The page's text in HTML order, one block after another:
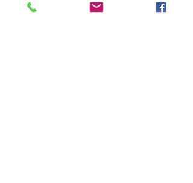
Entradas recientes Ver todo